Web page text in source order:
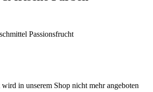
Passionsfrucht
in unserem Shop nicht mehr angeboten